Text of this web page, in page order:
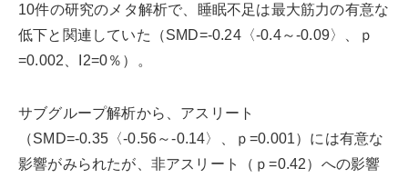
10件の研究のメタ解析で、睡眠不足は最大筋力の有意な
低下と関連していた（SMD=-0.24〈-0.4～-0.09〉、ｐ
=0.002、I2=0％）。
サブグループ解析から、アスリート
（SMD=-0.35〈-0.56～-0.14〉、ｐ=0.001）には有意な
影響がみられたが、非アスリート（ｐ=0.42）への影響